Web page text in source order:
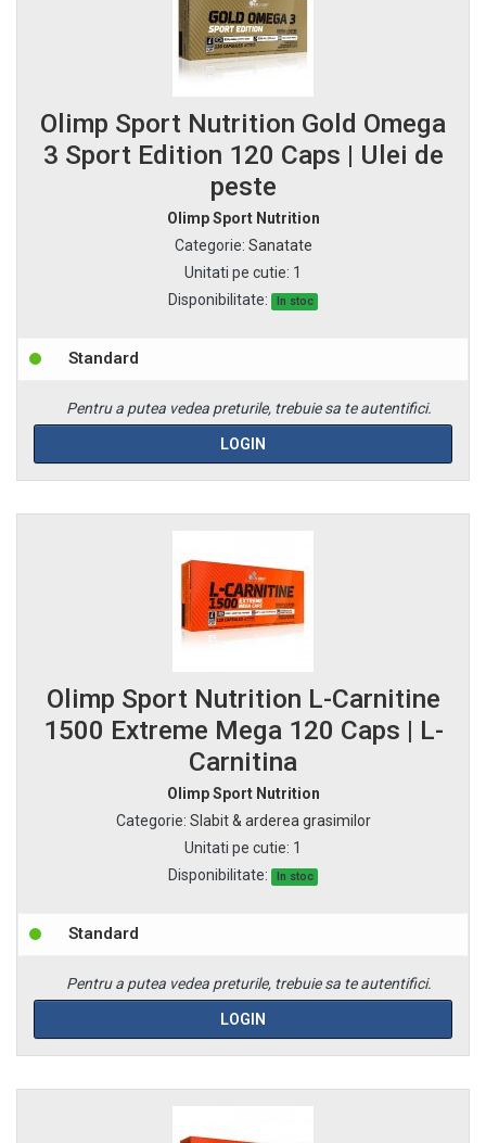
Olimp Sport Nutrition Gold Omega
3 Sport Edition 120 Caps | Ulei de
peste
Olimp Sport Nutrition
Categorie: Sanatate
Unitati pe cutie: 1
Disponibilitate:
In stoc
Standard
Pentru a putea vedea preturile, trebuie sa te autentifici.
LOGIN
Olimp Sport Nutrition L-Carnitine
1500 Extreme Mega 120 Caps | L-
Carnitina
Olimp Sport Nutrition
Categorie: Slabit & arderea grasimilor
Unitati pe cutie: 1
Disponibilitate:
In stoc
Standard
Pentru a putea vedea preturile, trebuie sa te autentifici.
LOGIN